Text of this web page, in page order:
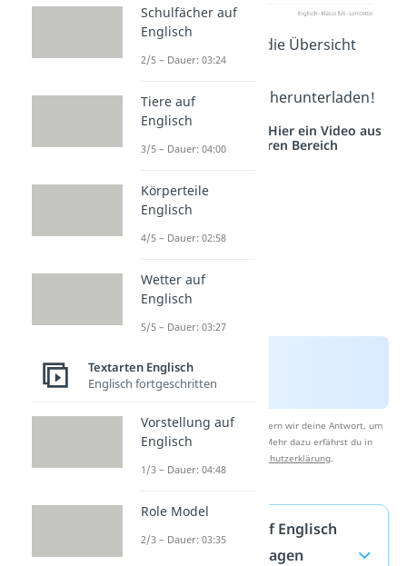
Du kannst dir die Übersicht
hierkostenlos herunterladen!
Studyflix vernetzt: Hier ein Video aus
einem anderen Bereich
Nach Beantwortung speichern wir deine Antwort, um
Studyflix zu verbessern. Mehr dazu erfährst du in
Datenschutzerklärung.
Schulfächer auf Englisch
— häufigste Fragen
Schulfächer auf
Englisch
2/5 – Dauer: 03:24
Tiere auf
Englisch
3/5 – Dauer: 04:00
Körperteile
Englisch
4/5 – Dauer: 02:58
Wetter auf
Englisch
5/5 – Dauer: 03:27
Textarten Englisch
Englisch fortgeschritten
Vorstellung auf
Englisch
1/3 – Dauer: 04:48
Role Model
2/3 – Dauer: 03:35